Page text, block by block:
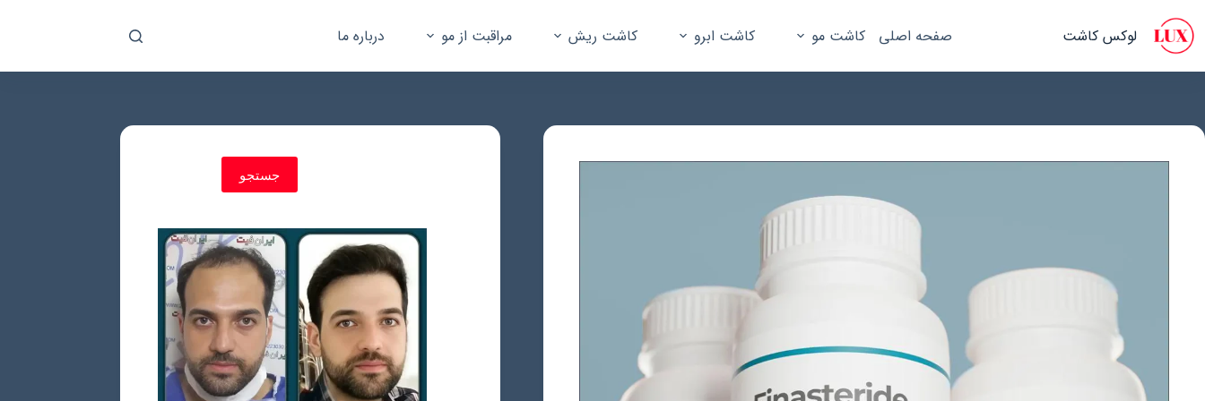
محتوا
لوکس کاشت صفحه اصلی کاشت مو کاشت ابرو کاشت ریش مراقبت از مو درباره ما
جستجو